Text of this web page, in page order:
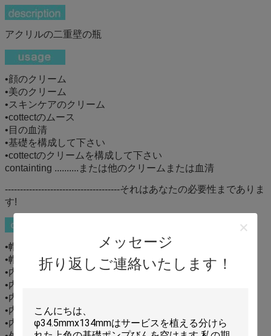
メッセージ
折り返しご連絡いたします！
アクリルの二重壁の瓶
•顔のクリーム
•美のクリーム
•スキンケアのクリーム
•cottectのムース
•目の血清
•基礎を構成して下さい
•cottectのクリームを構成して下さい
containting ..........または他のクリームまたは血清
--------------------------------------それはあなたの必要性までありま
す!
•帽子のvacumのめっき及び絵画
•帽子の熱押すこと
•内部の帽子のpainitng及び真空のめっき
•内部の帽子の側面に熱押すこと
•内部のびんのpaintng
•内部のびんのめっき
•内部のびんの印刷